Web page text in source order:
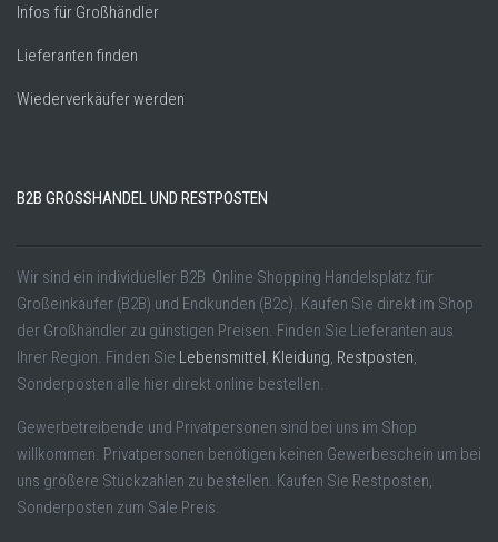
Infos für Großhändler
Lieferanten finden
Wiederverkäufer werden
B2B GROSSHANDEL UND RESTPOSTEN
Wir sind ein individueller B2B Online Shopping Handelsplatz für
Großeinkäufer (B2B) und Endkunden (B2c). Kaufen Sie direkt im Shop
der Großhändler zu günstigen Preisen. Finden Sie Lieferanten aus
Ihrer Region. Finden Sie Lebensmittel, Kleidung, Restposten,
Sonderposten alle hier direkt online bestellen.
Gewerbetreibende und Privatpersonen sind bei uns im Shop
willkommen. Privatpersonen benötigen keinen Gewerbeschein um bei
uns größere Stückzahlen zu bestellen. Kaufen Sie Restposten,
Sonderposten zum Sale Preis.